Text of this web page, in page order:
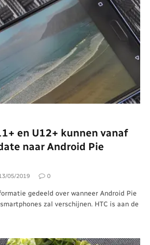
en U12+ kunnen vanaf
naar Android Pie
05/2019 0
gedeeld over wanneer Android Pie
zal verschijnen. HTC is aan de